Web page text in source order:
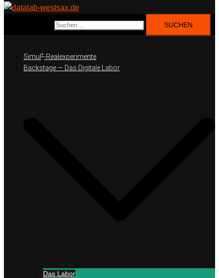
Simul +-Realexperimente
Backstage — Das Digitale Labor
Das Labor